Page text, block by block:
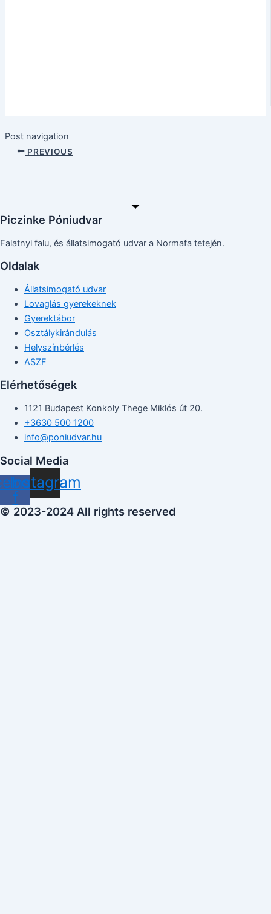
Post navigation
PREVIOUS
Piczinke Póniudvar
Falatnyi falu, és állatsimogató udvar a Normafa tetején.
Oldalak
Állatsimogató udvar
Lovaglás gyerekeknek
Gyerektábor
Osztálykirándulás
Helyszínbérlés
ASZF
Elérhetőségek
1121 Budapest Konkoly Thege Miklós út 20.
+3630 500 1200
info@poniudvar.hu
Social Media
f
Instagram
© 2023-2024 All rights reserved